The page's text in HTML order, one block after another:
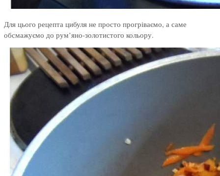
Для цього рецепта цибуля не просто прогріваємо, а саме
обсмажуємо до рум’яно-золотистого кольору.